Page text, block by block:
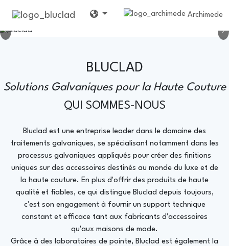
Archimede
Previous
BLUCLAD
Solutions Galvaniques pour la Haute Couture
QUI SOMMES-NOUS
Bluclad est une entreprise leader dans le domaine des
traitements galvaniques, se spécialisant notamment dans les
processus galvaniques appliqués pour créer des finitions
uniques sur des accessoires destinés au monde du luxe et de
la haute couture. En plus d'offrir des produits de haute
qualité et fiables, ce qui distingue Bluclad depuis toujours,
c'est son engagement à fournir un support technique
constant et efficace tant aux fabricants d'accessoires
qu'aux maisons de mode.
Grâce à des laboratoires de pointe, Bluclad est également la